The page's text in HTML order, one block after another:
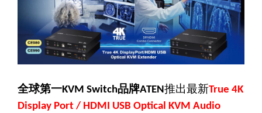
全球第一KVM Switch品牌ATEN推出最新True 4K
Display Port / HDMI USB Optical KVM Audio